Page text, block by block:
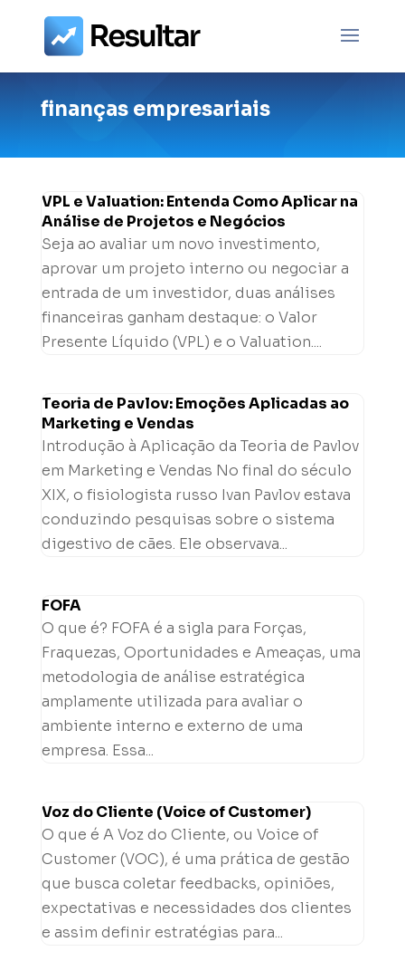
finanças empresariais
VPL e Valuation: Entenda Como Aplicar na
Análise de Projetos e Negócios
Seja ao avaliar um novo investimento,
aprovar um projeto interno ou negociar a
entrada de um investidor, duas análises
financeiras ganham destaque: o Valor
Presente Líquido (VPL) e o Valuation....
Teoria de Pavlov: Emoções Aplicadas ao
Marketing e Vendas
Introdução à Aplicação da Teoria de Pavlov
em Marketing e Vendas No final do século
XIX, o fisiologista russo Ivan Pavlov estava
conduzindo pesquisas sobre o sistema
digestivo de cães. Ele observava...
FOFA
O que é? FOFA é a sigla para Forças,
Fraquezas, Oportunidades e Ameaças, uma
metodologia de análise estratégica
amplamente utilizada para avaliar o
ambiente interno e externo de uma
empresa. Essa...
Voz do Cliente (Voice of Customer)
O que é A Voz do Cliente, ou Voice of
Customer (VOC), é uma prática de gestão
que busca coletar feedbacks, opiniões,
expectativas e necessidades dos clientes
e assim definir estratégias para...